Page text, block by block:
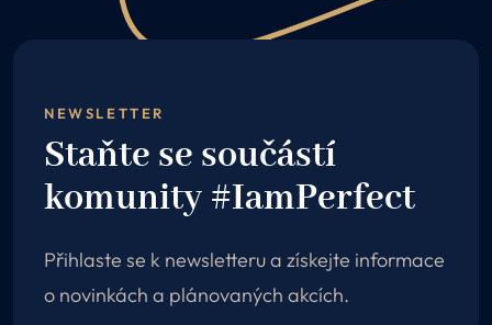
NEWSLETTER
Staňte se součástí
komunity #IamPerfect
Přihlaste se k newsletteru a získejte informace
o novinkách a plánovaných akcích.